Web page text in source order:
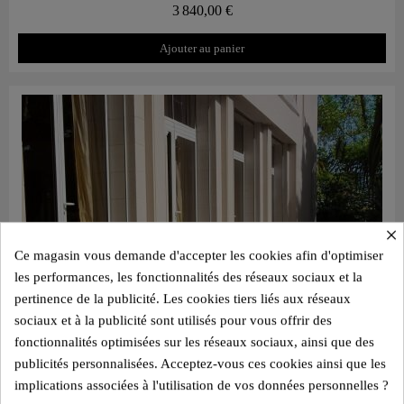
3 840,00 €
Ajouter au panier
×
Ce magasin vous demande d'accepter les cookies afin d'optimiser
les performances, les fonctionnalités des réseaux sociaux et la
pertinence de la publicité. Les cookies tiers liés aux réseaux
sociaux et à la publicité sont utilisés pour vous offrir des
fonctionnalités optimisées sur les réseaux sociaux, ainsi que des
publicités personnalisées. Acceptez-vous ces cookies ainsi que les
implications associées à l'utilisation de vos données personnelles ?